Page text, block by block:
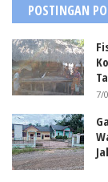
POSTINGAN
7/